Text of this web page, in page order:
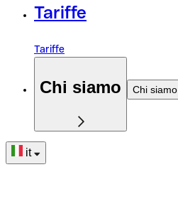
Tariffe
Tariffe
Chi siamo Chi siamo
it